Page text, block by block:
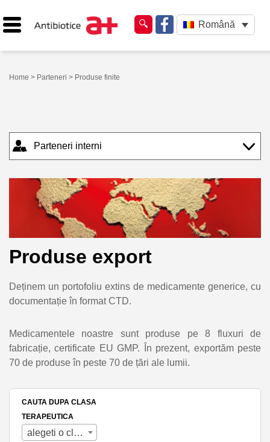
Română
Home > Parteneri > Produse finite
Parteneri interni
Produse export
Deținem un portofoliu extins de medicamente generice, cu
documentație în format CTD.
Medicamentele noastre sunt produse pe 8 fluxuri de
fabricație, certificate EU GMP. În prezent, exportăm peste
70 de produse în peste 70 de țări ale lumii.
CAUTA DUPA CLASA
TERAPEUTICA
alegeti o clasa terapeutica